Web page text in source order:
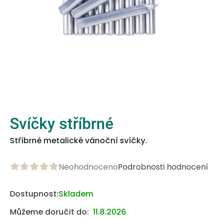
Svíčky stříbrné
Můžeme doručit do: 11.8.2026
Stříbrné metalické vánoční svíčky.
Průměrné
produktu
0,0
NeohodnocenoPodrobnosti hodnocení
Dostupnost:Skladem